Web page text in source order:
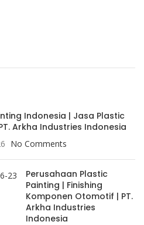
Indonesia | Jasa Plastic
Arkha Industries Indonesia
No Comments
Perusahaan Plastic
Painting | Finishing
Komponen Otomotif | PT.
Arkha Industries
Indonesia